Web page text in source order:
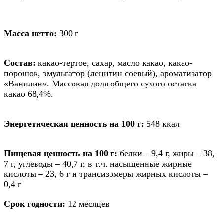
Масса нетто: 300 г
Состав: какао-тертое, сахар, масло какао, какао-
порошок, эмульгатор (лецитин соевый), ароматизатор
«Ванилин». Массовая доля общего сухого остатка
какао 68,4%.
Энергетическая ценность на 100 г: 548 ккал
Пищевая ценность на 100 г: белки – 9,4 г, жиры – 38,
7 г, углеводы – 40,7 г, в т.ч. насыщенные жирные
кислоты – 23, 6 г и трансизомеры жирных кислоты –
0,4 г
Срок годности: 12 месяцев